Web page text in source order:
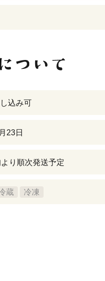
込み可
23日
り順次発送予定
蔵 冷凍